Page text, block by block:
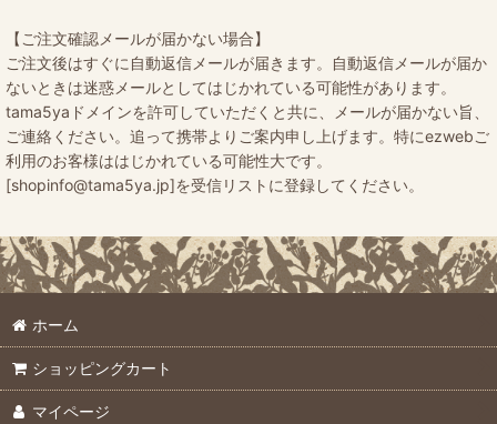
【ご注文確認メールが届かない場合】
ご注文後はすぐに自動返信メールが届きます。自動返信メールが届か
ないときは迷惑メールとしてはじかれている可能性があります。
tama5yaドメインを許可していただくと共に、メールが届かない旨、
ご連絡ください。追って携帯よりご案内申し上げます。特にezwebご
利用のお客様ははじかれている可能性大です。
[shopinfo@tama5ya.jp]を受信リストに登録してください。
ホーム
ショッピングカート
マイページ